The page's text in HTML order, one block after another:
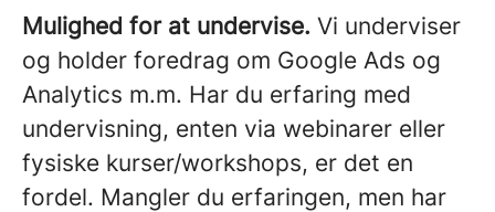
Mulighed for at undervise. Vi underviser
og holder foredrag om Google Ads og
Analytics m.m. Har du erfaring med
undervisning, enten via webinarer eller
fysiske kurser/workshops, er det en
fordel. Mangler du erfaringen, men har